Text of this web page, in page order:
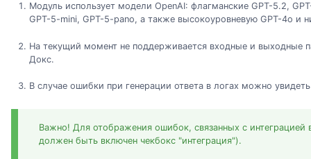
Модуль использует модели OpenAI: флагманские GPT-5.2,
GPT-5-mini, GPT-5-pano, а также высокоуровневую GPT-4o и
На текущий момент не поддерживается входные и выходные
Докс.
В случае ошибки при генерации ответа в логах можно
Важно! Для отображения ошибок, связанных с интеграцией
должен быть включен чекбокс "интеграция").